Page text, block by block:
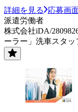
詳細を見る
応募画
派遣労働者
株式会社iDA/
ーラー」洗車スタッ